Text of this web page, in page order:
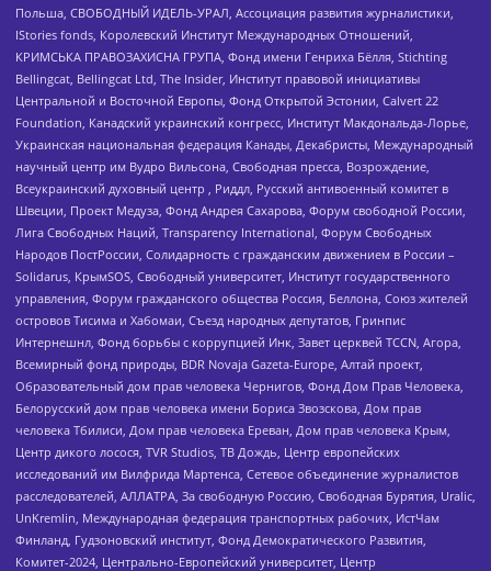
Польша, СВОБОДНЫЙ ИДЕЛЬ-УРАЛ, Ассоциация развития журналистики,
IStories fonds, Королевский Институт Международных Отношений,
КРИМСЬКА ПРАВОЗАХИСНА ГРУПА, Фонд имени Генриха Бёлля, Stichting
Bellingcat, Bellingcat Ltd, The Insider, Институт правовой инициативы
Центральной и Восточной Европы, Фонд Открытой Эстонии, Calvert 22
Foundation, Канадский украинский конгресс, Институт Макдональда-Лорье,
Украинская национальная федерация Канады, Декабристы, Международный
научный центр им Вудро Вильсона, Свободная пресса, Возрождение,
Всеукраинский духовный центр , Риддл, Русский антивоенный комитет в
Швеции, Проект Медуза, Фонд Андрея Сахарова, Форум свободной России,
Лига Свободных Наций, Transparеncy International, Форум Свободных
Народов ПостРоссии, Солидарность с гражданским движением в России –
Solidarus, КрымSOS, Свободный университет, Институт государственного
управления, Форум гражданского общества Россия, Беллона, Союз жителей
островов Тисима и Хабомаи, Съезд народных депутатов, Гринпис
Интернешнл, Фонд борьбы с коррупцией Инк, Завет церквей TCCN, Агора,
Всемирный фонд природы, BDR Novaja Gazeta-Europe, Алтай проект,
Образовательный дом прав человека Чернигов, Фонд Дом Прав Человека,
Белорусский дом прав человека имени Бориса Звозскова, Дом прав
человека Тбилиси, Дом прав человека Ереван, Дом прав человека Крым,
Центр дикого лосося, TVR Studios, ТВ Дождь, Центр европейских
исследований им Вилфрида Мартенса, Сетевое объединение журналистов
расследователей, АЛЛАТРА, За свободную Россию, Свободная Бурятия, Uralic,
UnKremlin, Международная федерация транспортных рабочих, ИстЧам
Финланд, Гудзоновский институт, Фонд Демократического Развития,
Комитет-2024, Центрально-Европейский университет, Центр